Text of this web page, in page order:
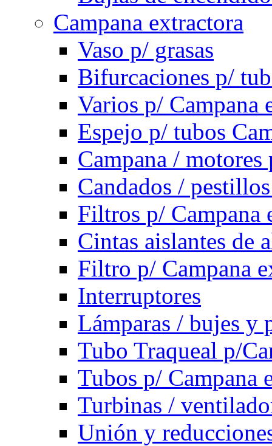
Campana extractora
Vaso p/ grasas
Bifurcaciones p/
Varios p/ Campana
Espejo p/ tubos
Campana /
Candados /
Filtros p/ Campana
Cintas aislantes de
Filtro p/ Campana
Interruptores
Lámparas / bujes y
Tubo Traqueal p/
Tubos p/ Campana
Turbinas /
Unión y